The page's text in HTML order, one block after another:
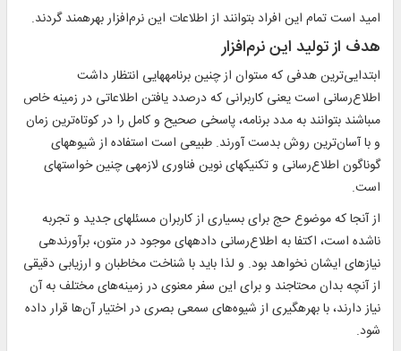
اميد است تمام اين افراد بتوانند از اطلاعات این نرم‌افزار بهره‏مند گردند.
هدف از توليد اين نرم‌افزار
ابتدايى‌ترين هدفى كه مى‏توان از چنين برنامه‏هايى انتظار داشت
اطلاع‌رسانى است يعنى كاربرانى كه درصدد يافتن اطلاعاتى در زمينه خاص
مى‏باشند بتوانند به مدد برنامه، پاسخى صحيح و كامل را در كوتاه‌ترين زمان
و با آسان‌ترين روش بدست آورند. طبيعى است استفاده از شيوه‏هاى
گوناگون اطلاع‌رسانى و تكنيك‏هاى نوين فناورى لازمه‏ى چنين خواسته‏اى
است.
از آنجا كه موضوع حج براى بسيارى از كاربران مسئله‏اى جديد و تجربه
ناشده است، اكتفا به اطلاع‌رسانى داده‏هاى موجود در متون، برآورنده‏ى
نيازهاى ايشان نخواهد بود. و لذا بايد با شناخت مخاطبان و ارزيابى دقيقى
از آنچه بدان محتاجند و برای این سفر معنوی در زمينه‌های مختلف به آن
نياز دارند، با بهره‏گيرى از شیوه‌های سمعی بصری در اختیار آن‌ها قرار داده
شود.